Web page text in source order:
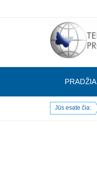
PRADŽIA
Jūs esate čia: